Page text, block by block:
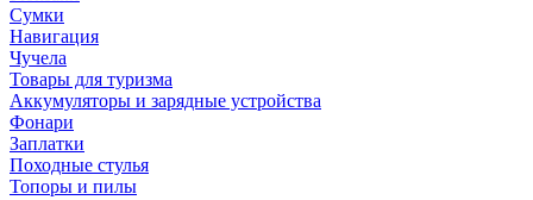
Сумки
Навигация
Чучела
Товары для туризма
Аккумуляторы и зарядные устройства
Фонари
Заплатки
Походные стулья
Топоры и пилы